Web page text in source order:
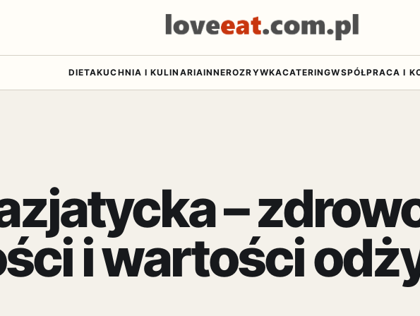
DIETAKUCHNIA I KULINARIAINNEROZRYWKACATERINGWSPÓŁPRACA I
–
i wartości